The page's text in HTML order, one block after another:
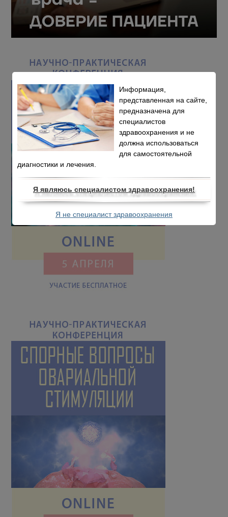
Информация,
представленная на сайте,
предназначена для
специалистов
здравоохранения и не
должна использоваться
для самостоятельной
диагностики и лечения.
Я являюсь специалистом здравоохранения!
Я не специалист здравоохранения